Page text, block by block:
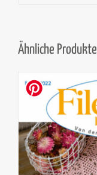
Ähnliche Produkte